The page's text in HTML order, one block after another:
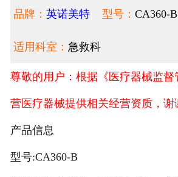
品牌： 英诺美特 型号： CA360-B
适用科室： 急救科
尊敬的用户：根据《医疗器械监
营医疗器械提供相关经营资质，谢
产品信息
型号:CA360-B